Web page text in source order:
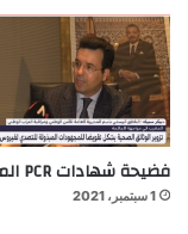
فضيحة شهادات PCR المزورة
1 سبتمبر، 2021